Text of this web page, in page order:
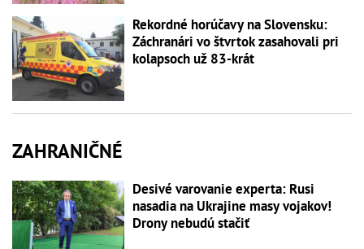
Rekordné horúčavy na Slovensku:
Záchranári vo štvrtok zasahovali pri
kolapsoch už 83-krát
ZAHRANIČNÉ
Desivé varovanie experta: Rusi
nasadia na Ukrajine masy vojakov!
Drony nebudú stačiť